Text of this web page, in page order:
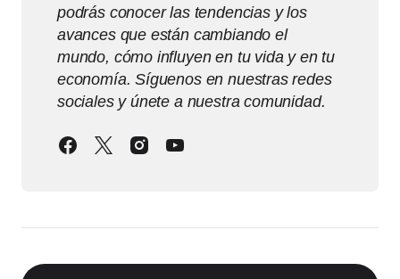
podrás conocer las tendencias y los
avances que están cambiando el
mundo, cómo influyen en tu vida y en tu
economía. Síguenos en nuestras redes
sociales y únete a nuestra comunidad.